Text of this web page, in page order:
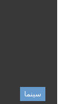
سينما